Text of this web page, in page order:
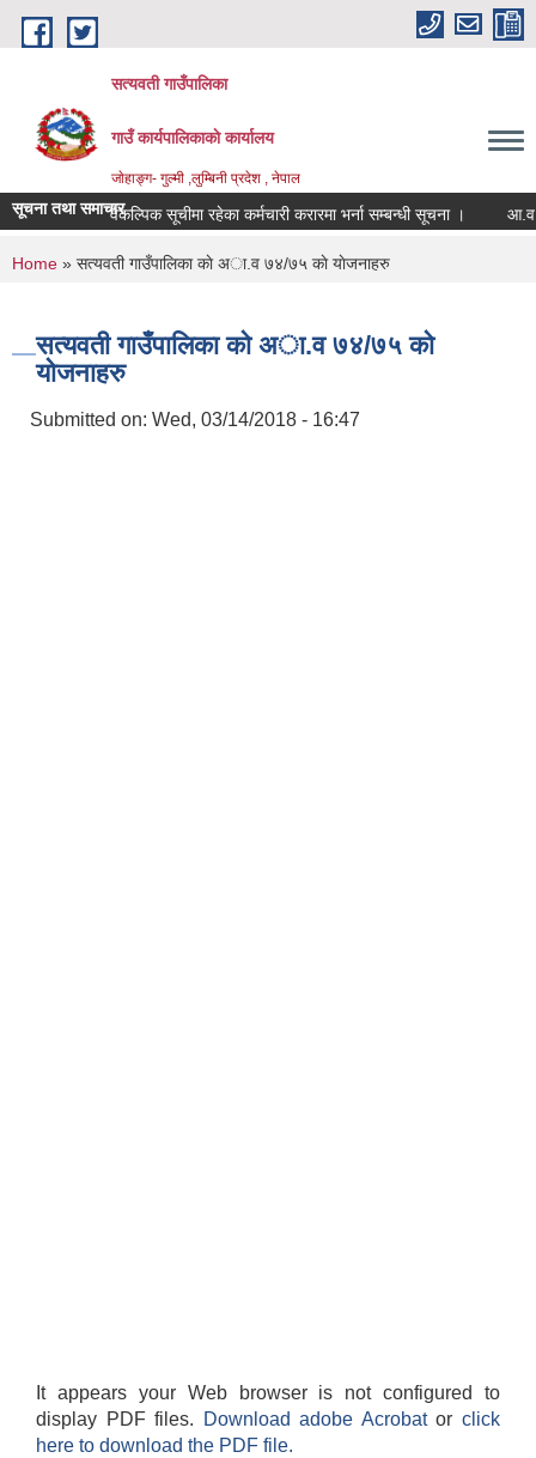
Skip to main content
सत्यवती गाउँपालिका
गाउँ कार्यपालिकाकाे कार्यालय
जाेहाङ्ग- गुल्मी ,लुम्बिनी प्रदेश , नेपाल
सूचना तथा समाचारवैकल्पिक सूचीमा रहेका कर्मचारी करारमा भर्ना सम्बन्धी सूचना । आ.व.
You are here
Home » सत्यवती गाउँपालिका काे अा‍.व ७४/७५ काे याेजनाहरु
सत्यवती गाउँपालिका काे अा‍.व ७४/७५ काे
याेजनाहरु
Submitted on: Wed, 03/14/2018 - 16:47
It appears your Web browser is not configured to
display PDF files.
Download adobe Acrobatorclick
here to download the PDF file.